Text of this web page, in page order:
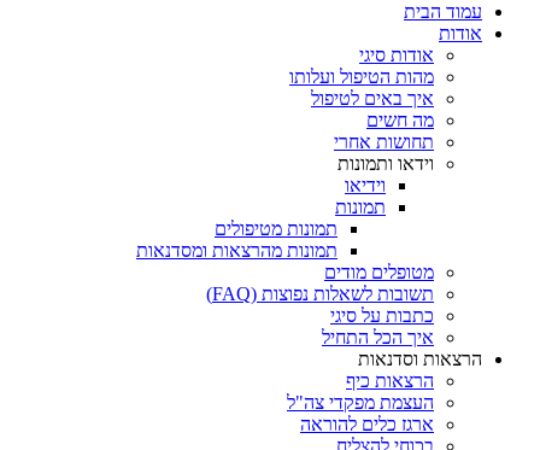
עמוד הבית
אודות
אודות סיגי
מהות הטיפול ועלותו
איך באים לטיפול
מה חשים
תחושות אחרי
וידאו ותמונות
וידיאו
תמונות
תמונות מטיפולים
תמונות מהרצאות ומסדנאות
מטופלים מודים
תשובות לשאלות נפוצות (FAQ)
כתבות על סיגי
איך הכל התחיל
הרצאות וסדנאות
הרצאות כיף
העצמת מפקדי צה"ל
ארגז כלים להוראה
בכוחי להצליח